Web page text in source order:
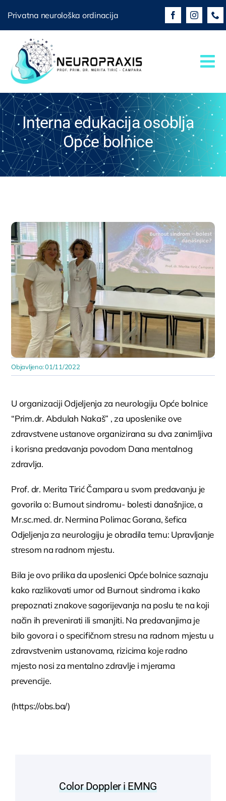
Privatna neurološka ordinacija
Početna
O nama
Usluge
Objave
Interna edukacija osoblja
Opće bolnice
Objavljeno: 01/11/2022
U organizaciji Odjeljenja za neurologiju Opće bolnice
“Prim.dr. Abdulah Nakaš” , za uposlenike ove
zdravstvene ustanove organizirana su dva zanimljiva
i korisna predavanja povodom Dana mentalnog
zdravlja.
Prof. dr. Merita Tirić Čampara u svom predavanju je
govorila o: Burnout sindromu- bolesti današnjice, a
Mr.sc.med. dr. Nermina Polimac Gorana, šefica
Odjeljenja za neurologiju je obradila temu: Upravljanje
stresom na radnom mjestu.
Bila je ovo prilika da uposlenici Opće bolnice saznaju
kako razlikovati umor od Burnout sindroma i kako
prepoznati znakove sagorijevanja na poslu te na koji
način ih prevenirati ili smanjiti. Na predavanjima je
bilo govora i o specifičnom stresu na radnom mjestu u
zdravstvenim ustanovama, rizicima koje radno
mjesto nosi za mentalno zdravlje i mjerama
prevencije.
(https://obs.ba/)
Color Doppler i EMNG